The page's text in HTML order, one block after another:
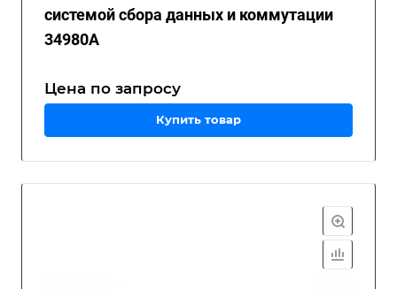
системой сбора данных и коммутации
34980A
Цена по запросу
Купить товар